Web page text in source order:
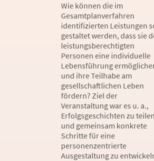
Wie können die im
Gesamtplanverfahren
identifizierten Leistungen
gestaltet werden, dass sie
leistungsberechtigten
Personen eine individuelle
Lebensführung
und ihre Teilhabe am
gesellschaftlichen Leben
fördern? Ziel der
Veranstaltung war es u. a.,
Erfolgsgeschichten zu teilen
und gemeinsam konkrete
Schritte für eine
personenzentrierte
Ausgestaltung zu